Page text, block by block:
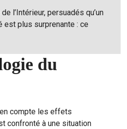
l’Intérieur, persuadés qu’un
est plus surprenante : ce
du
compte les effets
confronté à une situation